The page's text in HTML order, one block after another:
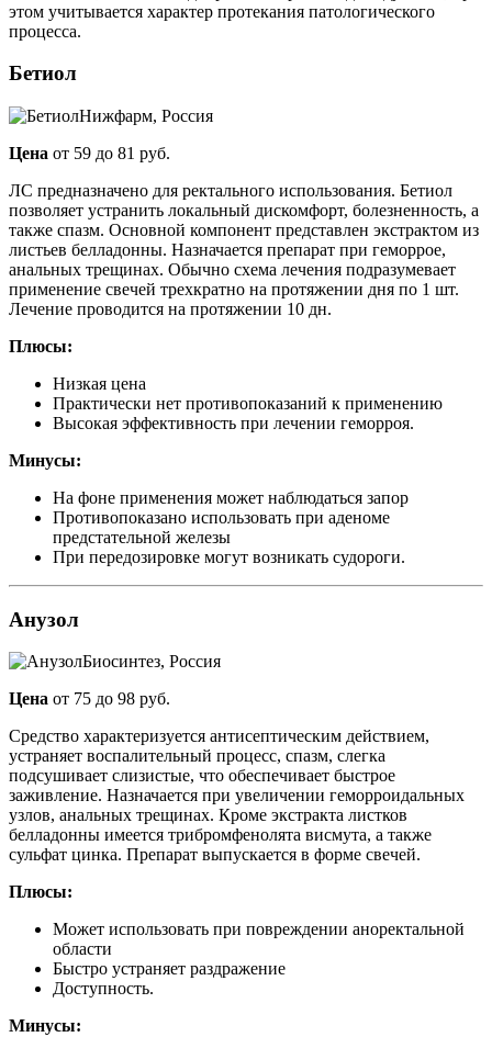
этом учитывается характер протекания патологического
процесса.
Бетиол
Нижфарм, Россия
Цена от 59 до 81 руб.
ЛС предназначено для ректального использования. Бетиол
позволяет устранить локальный дискомфорт, болезненность, а
также спазм. Основной компонент представлен экстрактом из
листьев белладонны. Назначается препарат при геморрое,
анальных трещинах. Обычно схема лечения подразумевает
применение свечей трехкратно на протяжении дня по 1 шт.
Лечение проводится на протяжении 10 дн.
Плюсы:
Низкая цена
Практически нет противопоказаний к применению
Высокая эффективность при лечении геморроя.
Минусы:
На фоне применения может наблюдаться запор
Противопоказано использовать при аденоме
предстательной железы
При передозировке могут возникать судороги.
Анузол
Биосинтез, Россия
Цена от 75 до 98 руб.
Средство характеризуется антисептическим действием,
устраняет воспалительный процесс, спазм, слегка
подсушивает слизистые, что обеспечивает быстрое
заживление. Назначается при увеличении геморроидальных
узлов, анальных трещинах. Кроме экстракта листков
белладонны имеется трибромфенолята висмута, а также
сульфат цинка. Препарат выпускается в форме свечей.
Плюсы:
Может использовать при повреждении аноректальной
области
Быстро устраняет раздражение
Доступность.
Минусы: